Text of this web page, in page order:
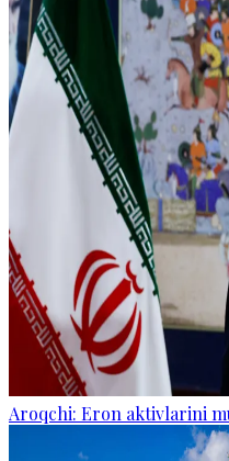
Aroqchi: Eron aktivlarini